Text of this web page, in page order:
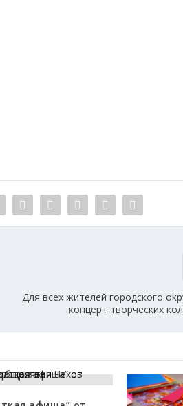
Для всех жителей городского
концерт творческих